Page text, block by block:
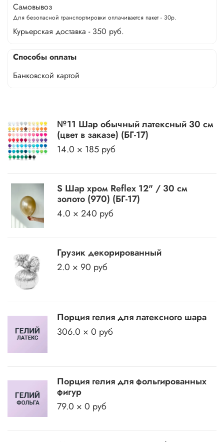
Самовывоз
Для безопасной транспортировки оплачивается пакет - 30р.
Курьерская доставка - 350 руб.
Способы оплаты
Банковской картой
№11 Шар обычный латексный 30 см
(цвет в заказе) (БГ-17)
14.0 × 185 руб
S Шар хром Reflex 12" / 30 см
золото (970) (БГ-17)
4.0 × 240 руб
Грузик декорированный
2.0 × 90 руб
Порция гелия для латексного шара
306.0 × 0 руб
Порция гелия для фольгированных
фигур
79.0 × 0 руб